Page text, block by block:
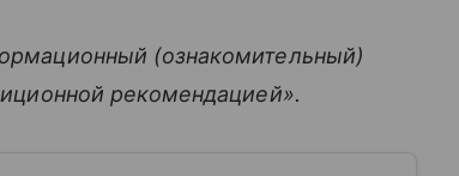
(ознакомительный)
рекомендацией».